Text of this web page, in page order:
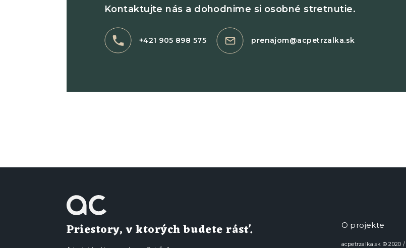
Kontaktujte nás a dohodnime si osobné stretnutie.
+421 905 898 575 prenajom@acpetrzalka.sk
Priestory, v ktorých budete rásť. O projekte
acpetrzalka.sk © 2020